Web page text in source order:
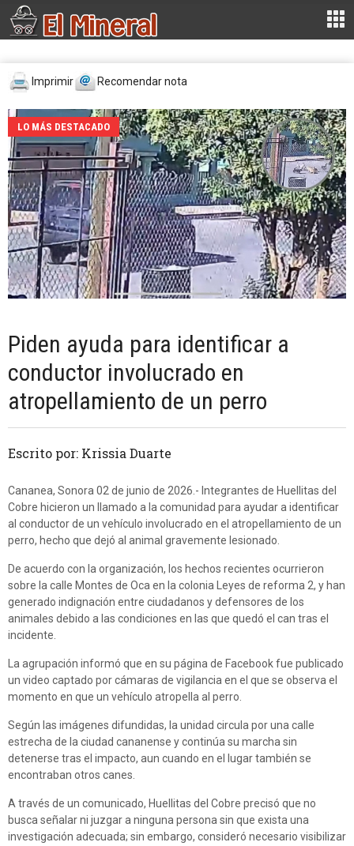
Imprimir Recomendar nota
LO MÁS DESTACADO
Piden ayuda para identificar a
conductor involucrado en
atropellamiento de un perro
Escrito por: Krissia Duarte
Cananea, Sonora 02 de junio de 2026.- Integrantes de Huellitas del
Cobre hicieron un llamado a la comunidad para ayudar a identificar
al conductor de un vehículo involucrado en el atropellamiento de un
perro, hecho que dejó al animal gravemente lesionado.
De acuerdo con la organización, los hechos recientes ocurrieron
sobre la calle Montes de Oca en la colonia Leyes de reforma 2, y han
generado indignación entre ciudadanos y defensores de los
animales debido a las condiciones en las que quedó el can tras el
incidente.
La agrupación informó que en su página de Facebook fue publicado
un video captado por cámaras de vigilancia en el que se observa el
momento en que un vehículo atropella al perro.
Según las imágenes difundidas, la unidad circula por una calle
estrecha de la ciudad cananense y continúa su marcha sin
detenerse tras el impacto, aun cuando en el lugar también se
encontraban otros canes.
A través de un comunicado, Huellitas del Cobre precisó que no
busca señalar ni juzgar a ninguna persona sin que exista una
investigación adecuada; sin embargo, consideró necesario visibilizar